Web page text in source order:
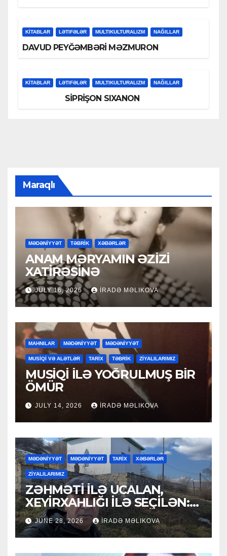
KİTABLAR LƏTIFƏLƏR MULTIKULTURALIZM NAĞILLAR
DAVUD PEYĞƏMBƏRİ MƏZMURON
KİTABLAR LƏTIFƏLƏR MULTIKULTURALIZM NAĞILLAR
SİPRİŞON SIXANON
Maraqlı
MƏDƏNİYYƏT TƏBRİK XƏBƏRLƏR
ANAM MƏRYAMIN ƏZİZİ
XATİRƏSİNƏ
JULY 16, 2026 İRADƏ MƏLIKOVA
MAHNILAR MƏDƏNİYYƏT MƏDƏNİYYƏT
MUSİQİ VƏ ALƏTLƏR TARİX TƏBRİK ZİYALILARIMIZ
MUSİQİ İLƏ YOĞRULMUŞ BİR
ÖMÜR
JULY 14, 2026 İRADƏ MƏLIKOVA
MƏDƏNİYYƏT MƏDƏNİYYƏT TARİX XƏBƏRLƏR
ZİYALILARIMIZ
ZƏHMƏTİ İLƏ UCALAN,
XEYİRXAHLIĞI İLƏ SEÇİLƏN:
HACI RAMAZAN QULİYEV
JUNE 28, 2026 İRADƏ MƏLIKOVA